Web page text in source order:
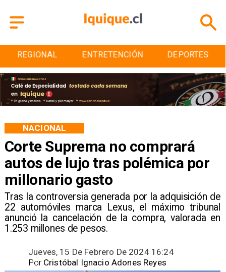
ENTRETENCIÓN DEPORTES CULTURA
Corte Suprema no comprará
autos de lujo tras polémica por
millonario gasto
​Tras la controversia generada por la adquisición de
22 automóviles marca Lexus, el máximo tribunal
anunció la cancelación de la compra, valorada en
1.253 millones de pesos.
NACIONAL
Jueves, 15 De Febrero De 2024 16:24
Cristóbal Ignacio Adones Reyes
Por